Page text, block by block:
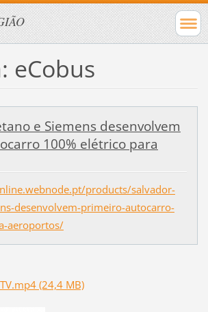
eCobus
e Siemens desenvolvem
100% elétrico para
products/salvador-
desenvolvem-primeiro-autocarro-
aeroportos/
(24,4 MB)